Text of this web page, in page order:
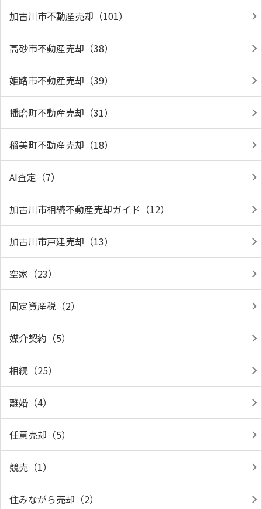
加古川市不動産売却（101）
高砂市不動産売却（38）
姫路市不動産売却（39）
播磨町不動産売却（31）
稲美町不動産売却（18）
AI査定（7）
加古川市相続不動産売却ガイド（12）
加古川市戸建売却（13）
空家（23）
固定資産税（2）
媒介契約（5）
相続（25）
離婚（4）
任意売却（5）
競売（1）
住みながら売却（2）